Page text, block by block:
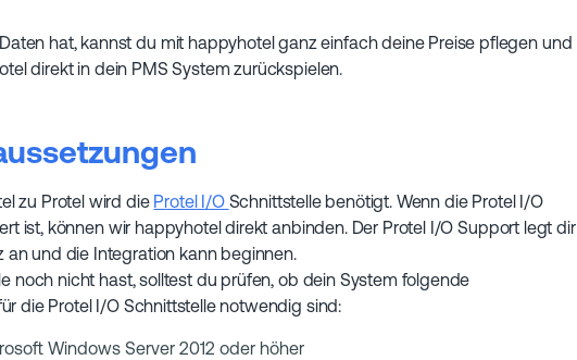
hat, kannst du mit happyhotel ganz einfach deine Preise pflegen und
direkt in dein PMS System zurückspielen.
zu Protel wird die Protel I/O Schnittstelle benötigt. Wenn die Protel I/O
ist, können wir happyhotel direkt anbinden. Der Protel I/O Support legt dir
und die Integration kann beginnen.
noch nicht hast, solltest du prüfen, ob dein System folgende
die Protel I/O Schnittstelle notwendig sind:
Windows Server 2012 oder höher